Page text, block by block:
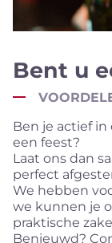
Bent u
Ben je actief in
een feest?
Laat ons dan
perfect
We hebben
we kunnen je
praktische
Benieuwd?